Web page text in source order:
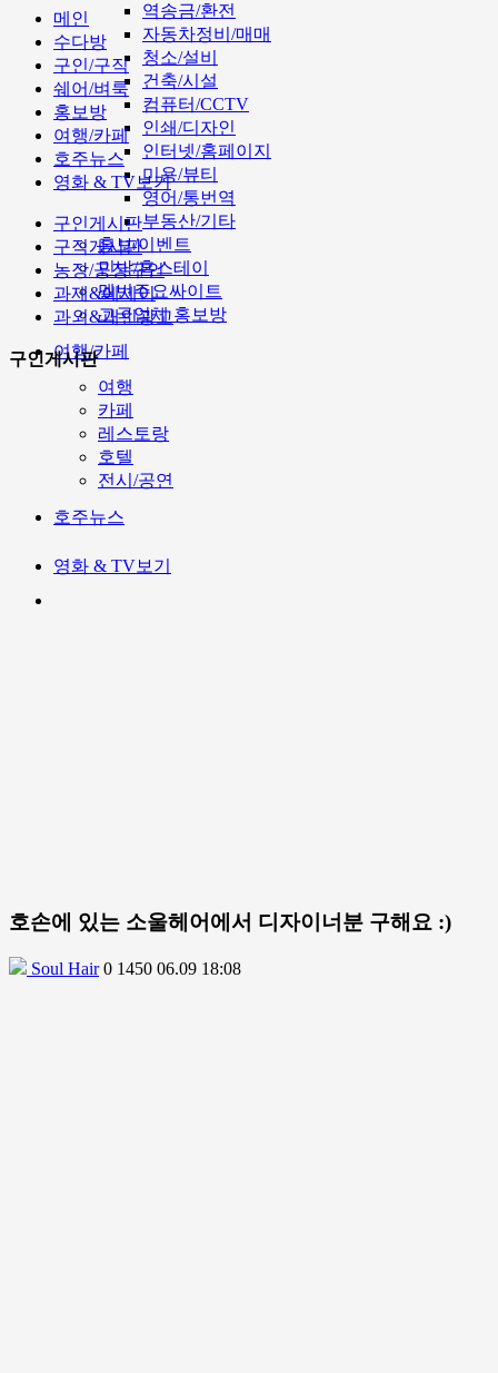
역송금/환전
자동차정비/매매
청소/설비
건축/시설
컴퓨터/CCTV
인쇄/디자인
인터넷/홈페이지
미용/뷰티
영어/통번역
부동산/기타
홍보/이벤트
민박/홈스테이
멜번주요싸이트
고국업체 홍보방
여행/카페
여행
카페
레스토랑
호텔
전시/공연
호주뉴스
영화 & TV보기
메인
수다방
구인/구직
쉐어/벼룩
홍보방
여행/카페
호주뉴스
영화 & TV보기
구인게시판
구직게시판
농장/공장구인
과제&에세이
과외&개인광고
구인게시판
호손에 있는 소울헤어에서 디자이너분 구해요 :)
Soul Hair 0 1450 06.09 18:08